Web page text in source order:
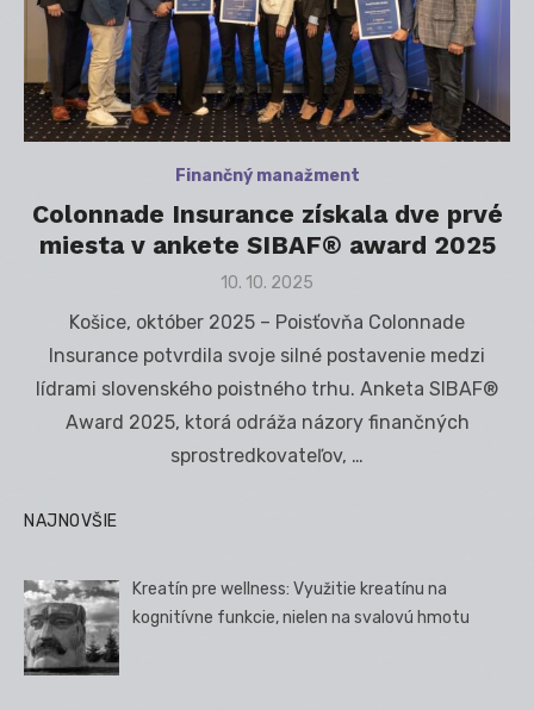
Finančný manažment
Colonnade Insurance získala dve prvé
miesta v ankete SIBAF® award 2025
Posted
10. 10. 2025
Košice, október 2025 – Poisťovňa Colonnade
Insurance potvrdila svoje silné postavenie medzi
lídrami slovenského poistného trhu. Anketa SIBAF®
Award 2025, ktorá odráža názory finančných
sprostredkovateľov, …
NAJNOVŠIE
Kreatín pre wellness: Využitie kreatínu na
kognitívne funkcie, nielen na svalovú hmotu